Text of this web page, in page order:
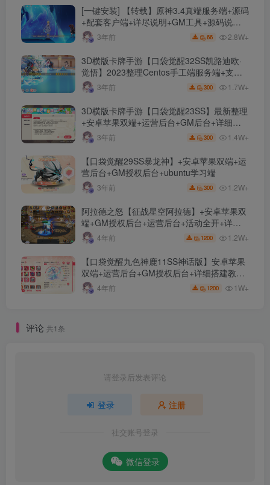
[一键安装] 【转载】原神3.4真端服务端+源码
+配套客户端+详尽说明+GM工具+源码说明
文件3年前 66 2.8W+
3D横版卡牌手游【口袋觉醒32SS凯路迪欧·
觉悟】2023整理Centos手工端服务端+支付
对接+安卓苹果双端+运营后台+GM授权后台
+代理后台
3年前 300 1.7W+
3D横版卡牌手游【口袋觉醒23SS】最新整理
+安卓苹果双端+运营后台+GM后台+详细搭
建教程3年前 300 1.4W+
【口袋觉醒29SS暴龙神】+安卓苹果双端+运
营后台+GM授权后台+ubuntu学习端
3年前 300 1.2W+
阿拉德之怒【征战星空阿拉德】+安卓苹果双
端+GM授权后台+运营后台+活动全开+详细
教程 4年前 1200 1.2W+
【口袋觉醒九色神鹿11SS神话版】安卓苹果
双端+运营后台+GM授权后台+详细搭建教
程。 4年前 1200 1W+
评论 共1条
请登录后发表评论
登录 注册
社交账号登录
微信登录